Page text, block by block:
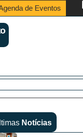
de Eventos
Notícias